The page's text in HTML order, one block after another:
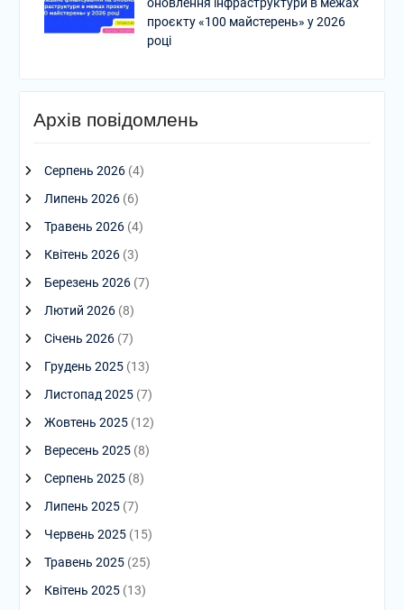
проєкту «100 майстерень» у 2026
році
Архів повідомлень
Серпень 2026(4)
Липень 2026(6)
Травень 2026(4)
Квітень 2026(3)
Березень 2026(7)
Лютий 2026(8)
Січень 2026(7)
Грудень 2025(13)
Листопад 2025(7)
Жовтень 2025(12)
Вересень 2025(8)
Серпень 2025(8)
Липень 2025(7)
Червень 2025(15)
Травень 2025(25)
Квітень 2025(13)